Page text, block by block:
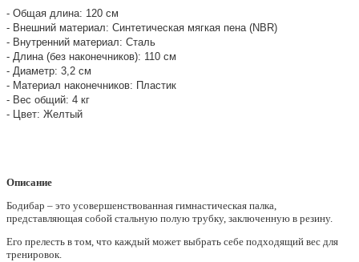
- Общая длина: 120 см
- Внешний материал: Синтетическая мягкая пена (NBR)
- Внутренний материал: Сталь
- Длина (без наконечников): 110 см
- Диаметр: 3,2 см
- Материал наконечников: Пластик
- Вес общий: 4 кг
- Цвет: Желтый
Описание
Бодибар – это усовершенствованная гимнастическая палка,
представляющая собой стальную полую трубку, заключенную в резину.
Его прелесть в том, что каждый может выбрать себе подходящий вес для
тренировок.